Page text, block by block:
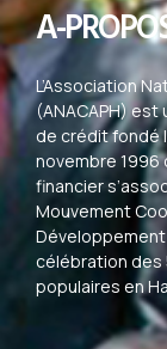
A-
L’Association
(ANACAPH)
de crédit fondé
novembre
financier
Mouvement
Développement
célébration des
populaires en